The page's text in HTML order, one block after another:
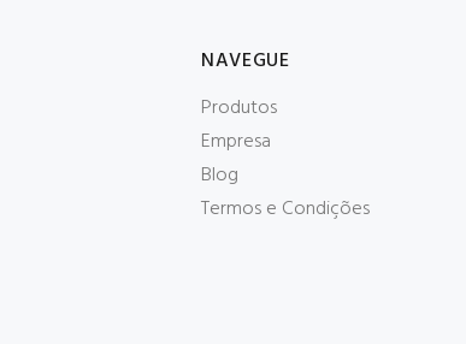
NAVEGUE
Produtos
Empresa
Blog
Termos e Condições